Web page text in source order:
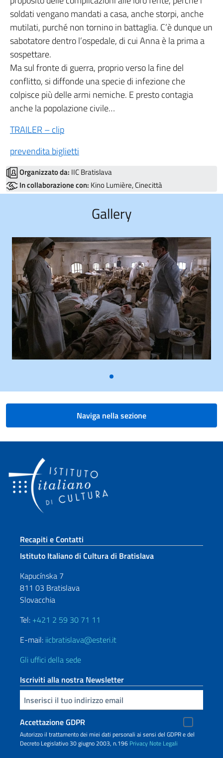
soldati vengano mandati a casa, anche storpi, anche
mutilati, purché non tornino in battaglia. C’è dunque un
sabotatore dentro l’ospedale, di cui Anna è la prima a
sospettare.
Ma sul fronte di guerra, proprio verso la fine del
conflitto, si diffonde una specie di infezione che
colpisce più delle armi nemiche. E presto contagia
anche la popolazione civile…
TRAILER – clip
prevendita biglietti
Organizzato da: IIC Bratislava
In collaborazione con: Kino Lumière, Cinecittà
Gallery
Naviga nella sezione
Sezione footer
Recapiti e Contatti
Istituto Italiano di Cultura di Bratislava
Kapucínska 7
811 03 Bratislava
Slovacchia
Tel: +421 2 59 30 71 11
E-mail: iicbratislava@esteri.it
Gli uffici della sede
Iscriviti alla nostra Newsletter
Inserisci la tua email
Accettazione GDPR
Autorizzo il trattamento dei miei dati personali ai sensi del GDPR e del
Decreto Legislativo 30 giugno 2003, n.196 Privacy Note Legali